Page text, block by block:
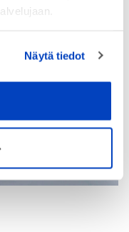
Näytä tiedot